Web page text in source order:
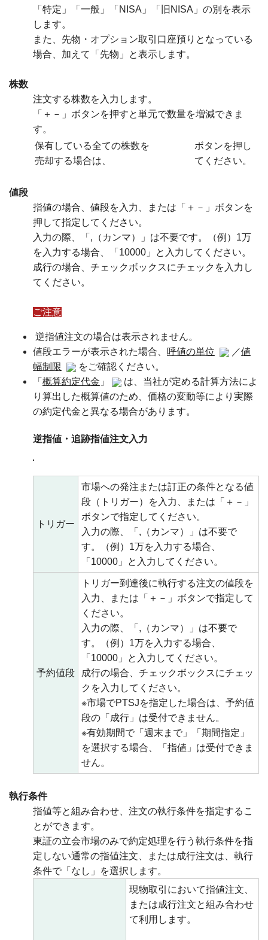
「特定」「一般」「NISA」「旧NISA」の別を表示
します。
また、先物・オプション取引口座預りとなっている
場合、加えて「先物」と表示します。
株数
注文する株数を入力します。
「＋－」ボタンを押すと単元で数量を増減できま
す。
保有している全ての株数を
売却する場合は、
ボタンを押し
てください。
値段
指値の場合、値段を入力、または「＋－」ボタンを
押して指定してください。
入力の際、「,（カンマ）」は不要です。（例）1万
を入力する場合、「10000」と入力してください。
成行の場合、チェックボックスにチェックを入力し
てください。
ご注意
逆指値注文の場合は表示されません。
値段エラーが表示された場合、 呼値の単位 ／値
幅制限
をご確認ください。
「 概算約定代金 」
は、当社が定める計算方法によ
り算出した概算値のため、価格の変動等により実際
の約定代金と異なる場合があります。
逆指値・追跡指値注文入力
トリガー
市場への発注または訂正の条件となる値
段（トリガー）を入力、または「＋－」
ボタンで指定してください。
入力の際、「,（カンマ）」は不要で
す。（例）1万を入力する場合、
「10000」と入力してください。
予約値段
トリガー到達後に執行する注文の値段を
入力、または「＋－」ボタンで指定して
ください。
入力の際、「,（カンマ）」は不要で
す。（例）1万を入力する場合、
「10000」と入力してください。
成行の場合、チェックボックスにチェッ
クを入力してください。
※市場でPTSJを指定した場合は、予約値
段の「成行」は受付できません。
※有効期間で「週末まで」「期間指定」
を選択する場合、「指値」は受付できま
せん。
執行条件
指値等と組み合わせ、注文の執行条件を指定するこ
とができます。
東証の立会市場のみで約定処理を行う執行条件を指
定しない通常の指値注文、または成行注文は、執行
条件で「なし」を選択します。
現物取引において指値注文、
または成行注文と組み合わせ
て利用します。